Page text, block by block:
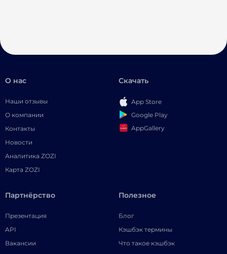
О нас
Наши отзывы
О компании
Контакты
Новости
Аналитика ZOZI
Карта ZOZI
Скачать
App Store
Google Play
AppGallery
Партнёрство
Презентация
API
Вакансии
Полезное
Блог
Кэшбэк термины
Что такое кэшбэк